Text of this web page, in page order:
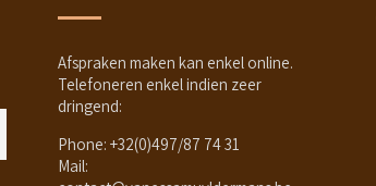
Afspraken maken kan enkel online.
Telefoneren enkel indien zeer
dringend:
Phone: +32(0)497/87 74 31
Mail: